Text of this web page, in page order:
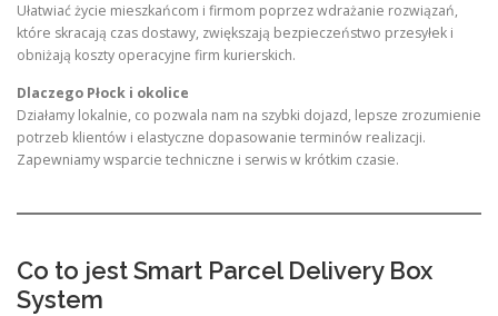
Ułatwiać życie mieszkańcom i firmom poprzez wdrażanie rozwiązań,
które skracają czas dostawy, zwiększają bezpieczeństwo przesyłek i
obniżają koszty operacyjne firm kurierskich.
Dlaczego Płock i okolice
Działamy lokalnie, co pozwala nam na szybki dojazd, lepsze zrozumienie
potrzeb klientów i elastyczne dopasowanie terminów realizacji.
Zapewniamy wsparcie techniczne i serwis w krótkim czasie.
Co to jest Smart Parcel Delivery Box
System